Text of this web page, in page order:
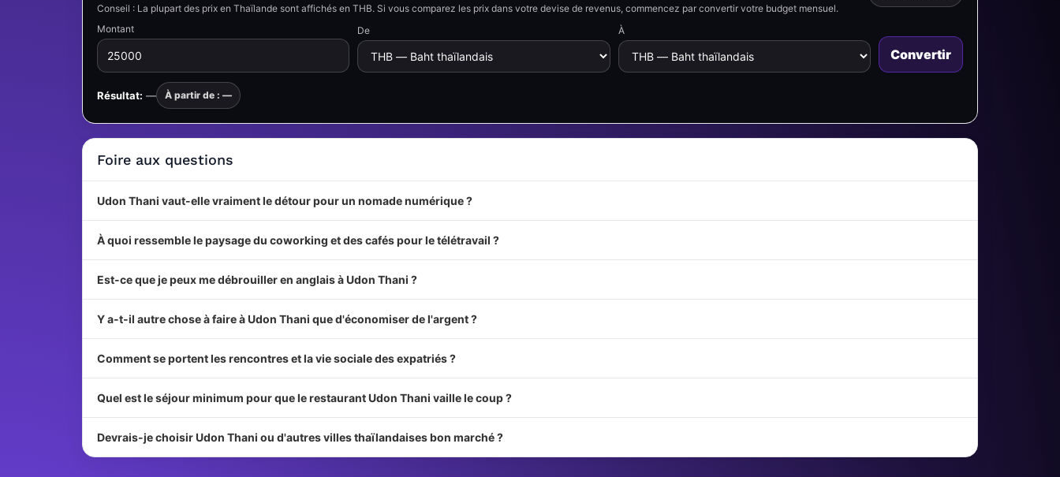
Conseil : La plupart des prix en Thaïlande sont affichés en THB. Si vous comparez les prix dans votre devise de revenus, commencez par convertir votre budget mensuel.
Montant De À
Convertir
Résultat: — À partir de : —
Foire aux questions
Udon Thani vaut-elle vraiment le détour pour un nomade numérique ?
À quoi ressemble le paysage du coworking et des cafés pour le télétravail ?
Est-ce que je peux me débrouiller en anglais à Udon Thani ?
Y a-t-il autre chose à faire à Udon Thani que d'économiser de l'argent ?
Comment se portent les rencontres et la vie sociale des expatriés ?
Quel est le séjour minimum pour que le restaurant Udon Thani vaille le coup ?
Devrais-je choisir Udon Thani ou d'autres villes thaïlandaises bon marché ?